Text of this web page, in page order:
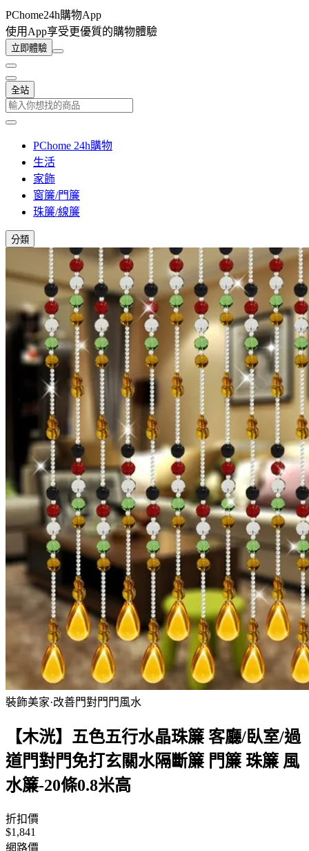
PChome24h購物App
使用App享受更優質的購物體驗
立即體驗
全站
PChome 24h購物
生活
家飾
窗簾/門簾
珠簾/線簾
分類
裝飾美家·改善門對門門風水
【木洸】五色五行水晶珠簾 客廳/臥室/過
道門對門免打玄關水隔斷簾 門簾 珠簾 風
水簾-20條0.8米高
折扣價
$1,841
網路價